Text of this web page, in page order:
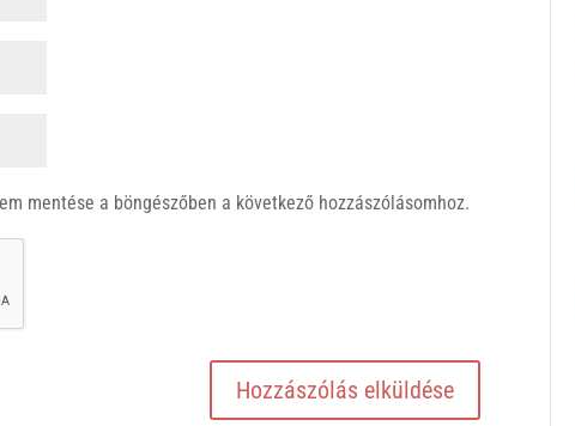
mentése a böngészőben a következő hozzászólásomhoz.